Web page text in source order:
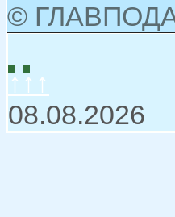
©
↑↑↑
08.08.2026